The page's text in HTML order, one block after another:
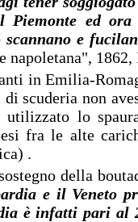
Piemonte ed
scannano e
napoletana",
in Emilia-
di scuderia non
lo
fra le alte
.
della
e il Veneto
è infatti pari al